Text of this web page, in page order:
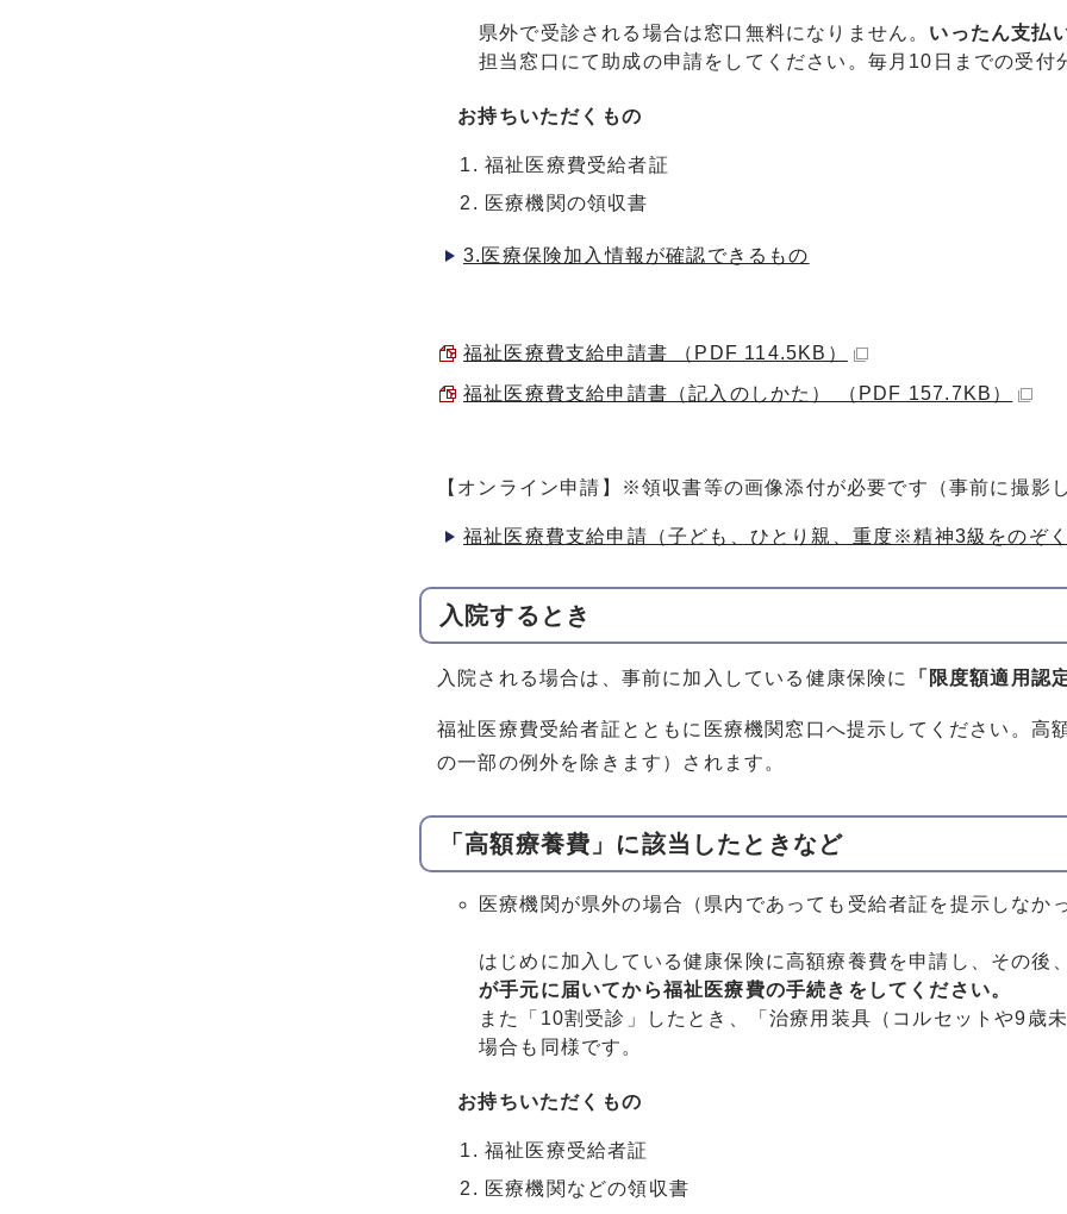
県外で受診される場合は窓口無料になりません。 いったん支払
担当窓口にて助成の申請をしてください。毎月10日までの受付
お持ちいただくもの
福祉医療費受給者証
医療機関の領収書
3.医療保険加入情報が確認できるもの
福祉医療費支給申請書 （PDF 114.5KB）
福祉医療費支給申請書（記入のしかた） （PDF 157.7KB）
【オンライン申請】※領収書等の画像添付が必要です（事前に撮影
福祉医療費支給申請（子ども、ひとり親、重度※精神3級をのぞく
入院するとき
入院される場合は、事前に加入している健康保険に 「限度額適用認
福祉医療費受給者証とともに医療機関窓口へ提示してください。高
の一部の例外を除きます）されます。
「高額療養費」に該当したときなど
医療機関が県外の場合（県内であっても受給者証を提示しなか
はじめに加入している健康保険に高額療養費を申請し、その後、
が手元に届いてから福祉医療費の手続きをしてください。
また「10割受診」したとき、「治療用装具（コルセットや9歳
場合も同様です。
お持ちいただくもの
福祉医療受給者証
医療機関などの領収書